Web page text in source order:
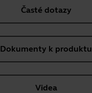
Časté dotazy
Dokumenty k produktu
Videa